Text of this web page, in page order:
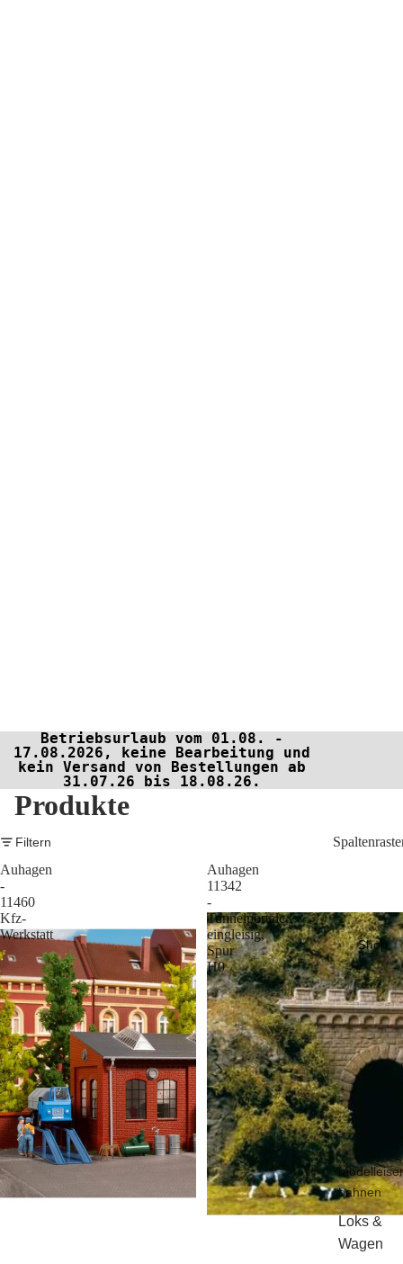
Shop
bahnen
Loks &
Wagen
Betriebsurlaub vom 01.08. -
17.08.2026, keine Bearbeitung und
kein Versand von Bestellungen ab
31.07.26 bis 18.08.26.
Produkte
Filtern
Auhagen
-
11460
Kfz-
Werkstatt
Auhagen
11342
-
Tunnelportale
eingleisig,
Spur
H0